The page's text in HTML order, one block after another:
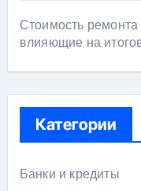
Стоимость
влияющие на
Категории
Банки и кредиты